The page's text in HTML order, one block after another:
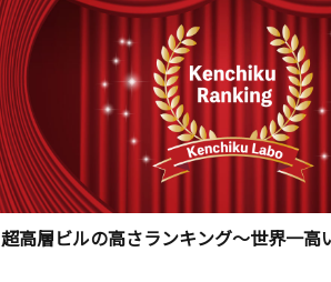
超高層ビルの高さランキング〜世界一高